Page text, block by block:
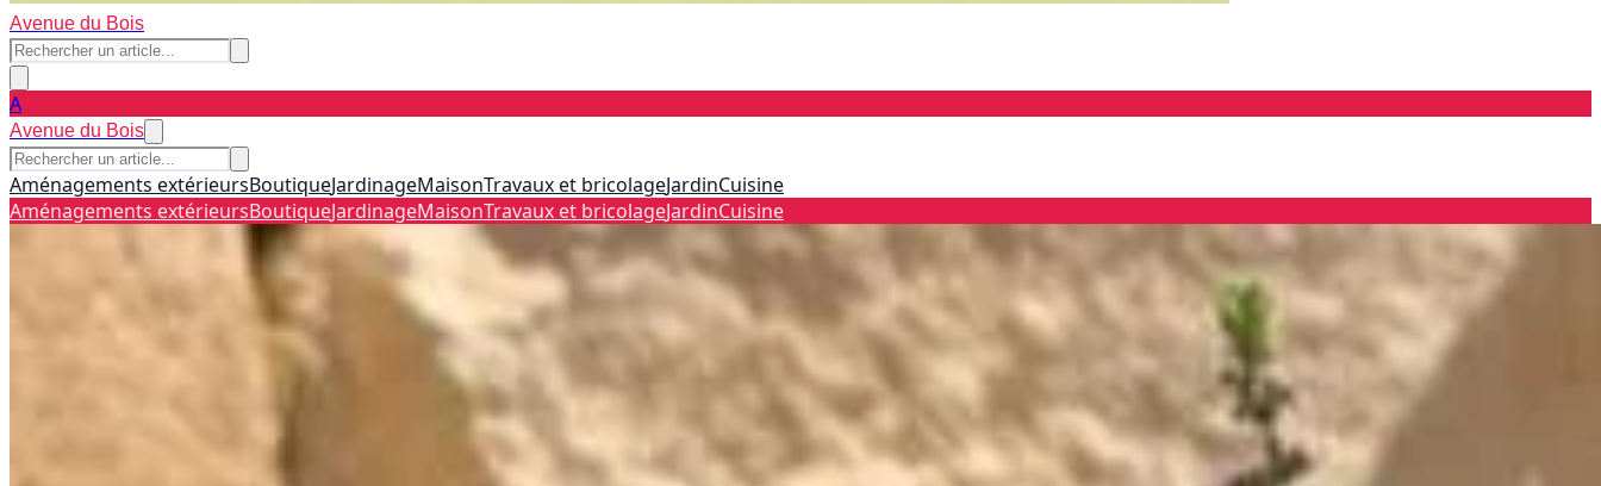
Avenue du Bois
A
Avenue du Bois
Aménagements extérieursBoutiqueJardinageMaisonTravaux et bricolageJardinCuisine
Aménagements extérieursBoutiqueJardinageMaisonTravaux et bricolageJardinCuisine